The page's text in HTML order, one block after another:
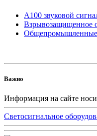
A100 звуковой
Взрывозащищенное
Общепромышленные
Важно
Информация на сайте
Светосигнальное